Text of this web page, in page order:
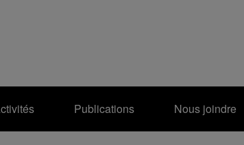
Publications Nous joindre